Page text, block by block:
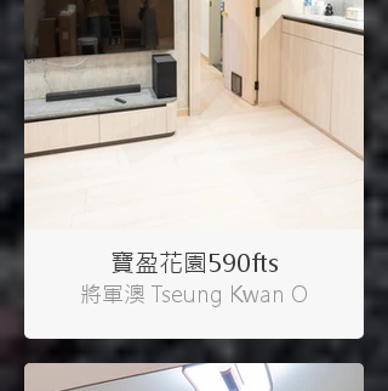
寶盈花園590fts
將軍澳 Tseung Kwan O